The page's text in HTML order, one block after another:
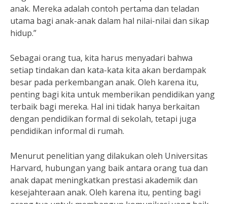
anak. Mereka adalah contoh pertama dan teladan
utama bagi anak-anak dalam hal nilai-nilai dan sikap
hidup.”
Sebagai orang tua, kita harus menyadari bahwa
setiap tindakan dan kata-kata kita akan berdampak
besar pada perkembangan anak. Oleh karena itu,
penting bagi kita untuk memberikan pendidikan yang
terbaik bagi mereka. Hal ini tidak hanya berkaitan
dengan pendidikan formal di sekolah, tetapi juga
pendidikan informal di rumah.
Menurut penelitian yang dilakukan oleh Universitas
Harvard, hubungan yang baik antara orang tua dan
anak dapat meningkatkan prestasi akademik dan
kesejahteraan anak. Oleh karena itu, penting bagi